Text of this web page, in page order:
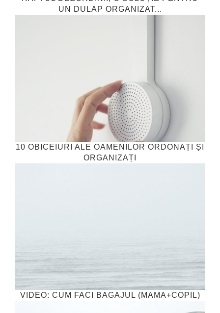
UN DULAP ORGANIZAT...
10 OBICEIURI ALE OAMENILOR ORDONAȚI ȘI
ORGANIZAȚI
VIDEO: CUM FACI BAGAJUL (MAMA+COPIL)